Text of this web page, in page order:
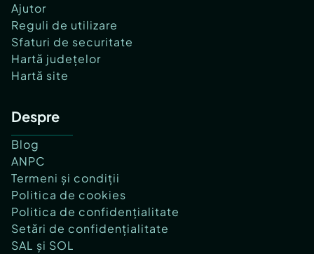
Ajutor
Reguli de utilizare
Sfaturi de securitate
Hartă județelor
Hartă site
Despre
Blog
ANPC
Termeni și condiții
Politica de cookies
Politica de confidențialitate
Setări de confidențialitate
SAL și SOL